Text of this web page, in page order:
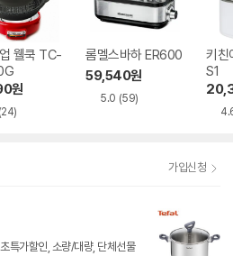
웰쿡 TC-
원
(24)
롬멜스바하 ER600
59,540원
5.0 (59)
키친
S1
가입신청
특가할인, 소량/대량, 단체선물